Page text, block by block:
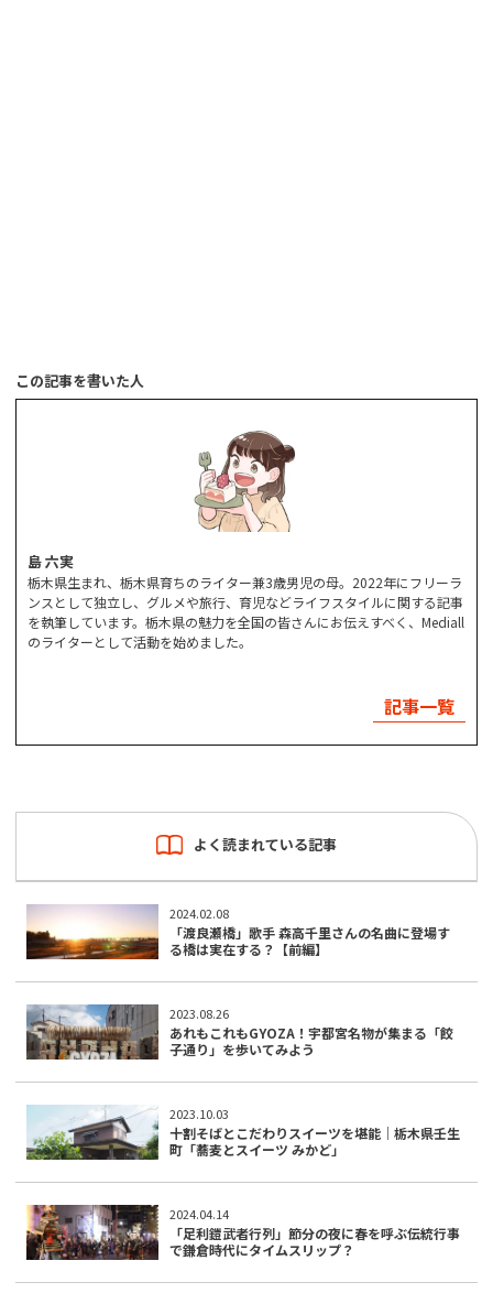
この記事を書いた人
島 六実
栃木県生まれ、栃木県育ちのライター兼3歳男児の母。2022年にフリーラ
ンスとして独立し、グルメや旅行、育児などライフスタイルに関する記事
を執筆しています。栃木県の魅力を全国の皆さんにお伝えすべく、Mediall
のライターとして活動を始めました。
記事一覧
よく読まれている記事
2024.02.08
「渡良瀬橋」歌手 森高千里さんの名曲に登場す
る橋は実在する？【前編】
2023.08.26
あれもこれもGYOZA！宇都宮名物が集まる「餃
子通り」を歩いてみよう
2023.10.03
十割そばとこだわりスイーツを堪能｜栃木県壬生
町「蕎麦とスイーツ みかど」
2024.04.14
「足利鎧武者行列」節分の夜に春を呼ぶ伝統行事
で鎌倉時代にタイムスリップ？